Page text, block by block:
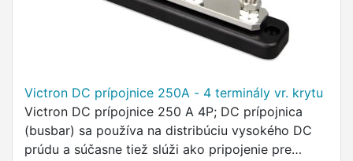
Victron DC prípojnice 250A - 4 terminály vr. krytu
Victron DC prípojnice 250 A 4P; DC prípojnica
(busbar) sa používa na distribúciu vysokého DC
prúdu a súčasne tiež slúži ako pripojenie pre